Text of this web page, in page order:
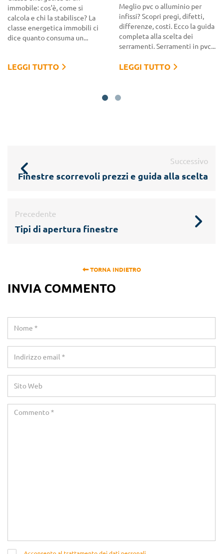
immobile: cos'è, come si
calcola e chi la stabilisce? La
classe energetica immobili ci
dice quanto consuma un...
LEGGI TUTTO
Meglio pvc o alluminio per
infissi? Scopri pregi, difetti,
differenze, costi. Ecco la guida
completa alla scelta dei
serramenti. Serramenti in pvc...
LEGGI TUTTO
Successivo
Finestre scorrevoli prezzi e guida alla scelta
Precedente
Tipi di apertura finestre
TORNA INDIETRO
INVIA COMMENTO